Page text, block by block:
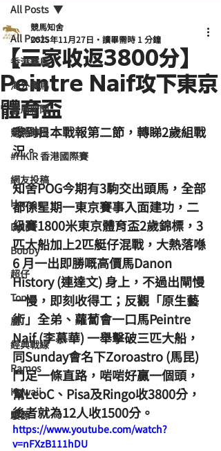
All Posts
香港賽馬
海外賽馬
賽馬新聞
競馬磚提
#HKIR 香港國際賽
網友投稿
Homan
Dylan
Bobby
超仔
Tony
鹿
經典戰線
Ramos
Hawaii
駿源
All Posts
【三家收返3800分】
Peintre Naif攻下東京
體育盃
競馬知舍
2025年11月27日
讀畢需時 1 分鐘
嚟到日本戰報第二節，轉睇2歲組戰
況。
知舍POG今期有3駒交出頭馬，全部
都係星期一東京賽事入面建功，二
級賽1800米東京體育盃2歲錦標，3
匹大船加上2匹艇仔混戰，大熱落喺
6 月一出即勝嘅高價馬Danon
History (連達文) 身上，不過出閘慢
一慢，即刻收得工；反觀「原生藝
術」全弟、蘿蔔會一口馬Peintre
Naif (李慕華) 一舉擊破三匹大船，
同Sunday會名下Zoroastro (馬昆)
鬥足一條直路，啱啱好贏一個頭，
幫LeoC、Pisa及Ringo收3800分，
後者就為12人收1500分。
https://www.youtube.com/watch?
v=nFXzB111hDU